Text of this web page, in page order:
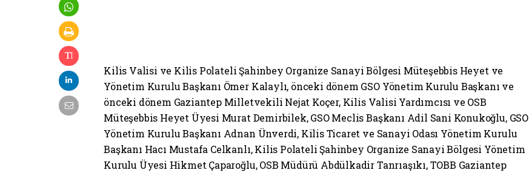
Kilis Valisi ve Kilis Polateli Şahinbey Organize Sanayi Bölgesi Müteşebbis Heyet ve
Yönetim Kurulu Başkanı Ömer Kalaylı, önceki dönem GSO Yönetim Kurulu Başkanı ve
önceki dönem Gaziantep Milletvekili Nejat Koçer, Kilis Valisi Yardımcısı ve OSB
Müteşebbis Heyet Üyesi Murat Demirbilek, GSO Meclis Başkanı Adil Sani Konukoğlu, GSO
Yönetim Kurulu Başkanı Adnan Ünverdi, Kilis Ticaret ve Sanayi Odası Yönetim Kurulu
Başkanı Hacı Mustafa Celkanlı, Kilis Polateli Şahinbey Organize Sanayi Bölgesi Yönetim
Kurulu Üyesi Hikmet Çaparoğlu, OSB Müdürü Abdülkadir Tanrıaşıkı, TOBB Gaziantep